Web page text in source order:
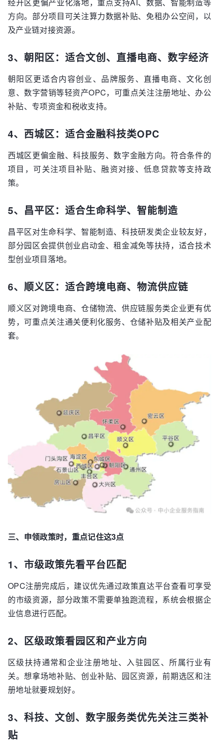
经开区更偏产业化落地，重点支持AI、数据、智能制造等
方向。部分项目可关注算力数据补贴、免租办公空间，以
及产业链对接资源。
3、朝阳区：适合文创、直播电商、数字经济
朝阳区更适合内容创业、品牌服务、直播电商、文化创
意、数字营销等轻资产OPC，可重点关注注册地址、办公
补贴、专项资金和税收支持。
4、西城区：适合金融科技类OPC
西城区更偏金融、科技服务、数字金融方向。符合条件的
项目，可关注项目补贴、融资对接、低息贷款等支持政
策。
5、昌平区：适合生命科学、智能制造
昌平区对生命科学、智能制造、科技研发类企业较友好，
部分园区会提供创业启动金、租金减免等扶持，适合技术
型创业项目落地。
6、顺义区：适合跨境电商、物流供应链
顺义区对跨境电商、仓储物流、供应链服务类企业更有优
势，可重点关注通关便利化服务、仓储补贴及相关产业配
套。
三、申领政策时，重点记住这3点
1、市级政策先看平台匹配
OPC注册完成后，建议优先通过政策直达平台查看可享受
的市级资源，部分政策不需要单独跑流程，系统会根据企
业信息进行匹配。
2、区级政策看园区和产业方向
区级扶持通常和企业注册地址、入驻园区、所属行业有
关。想拿场地补贴、创业补贴、园区资源，前期选区和注
册地址就要规划好。
3、科技、文创、数字服务类优先关注三类补
贴